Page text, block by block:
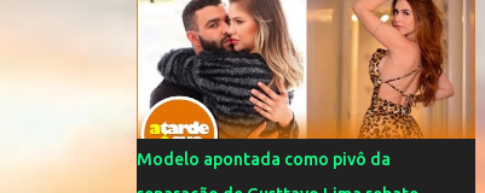
jogos para proteger o filho Brasil goleia a
China por 5 a 0 na estreia brasileira nas
olimpíadas de Tóquio. Marta marcou duas
vezes, Debinha, Andressa Alves e Bia
Zaneratto foram autoras dos gols. Juliette,
embaixadora ‎@Globoplay mandou um xero
Modelo apontada como pivô da